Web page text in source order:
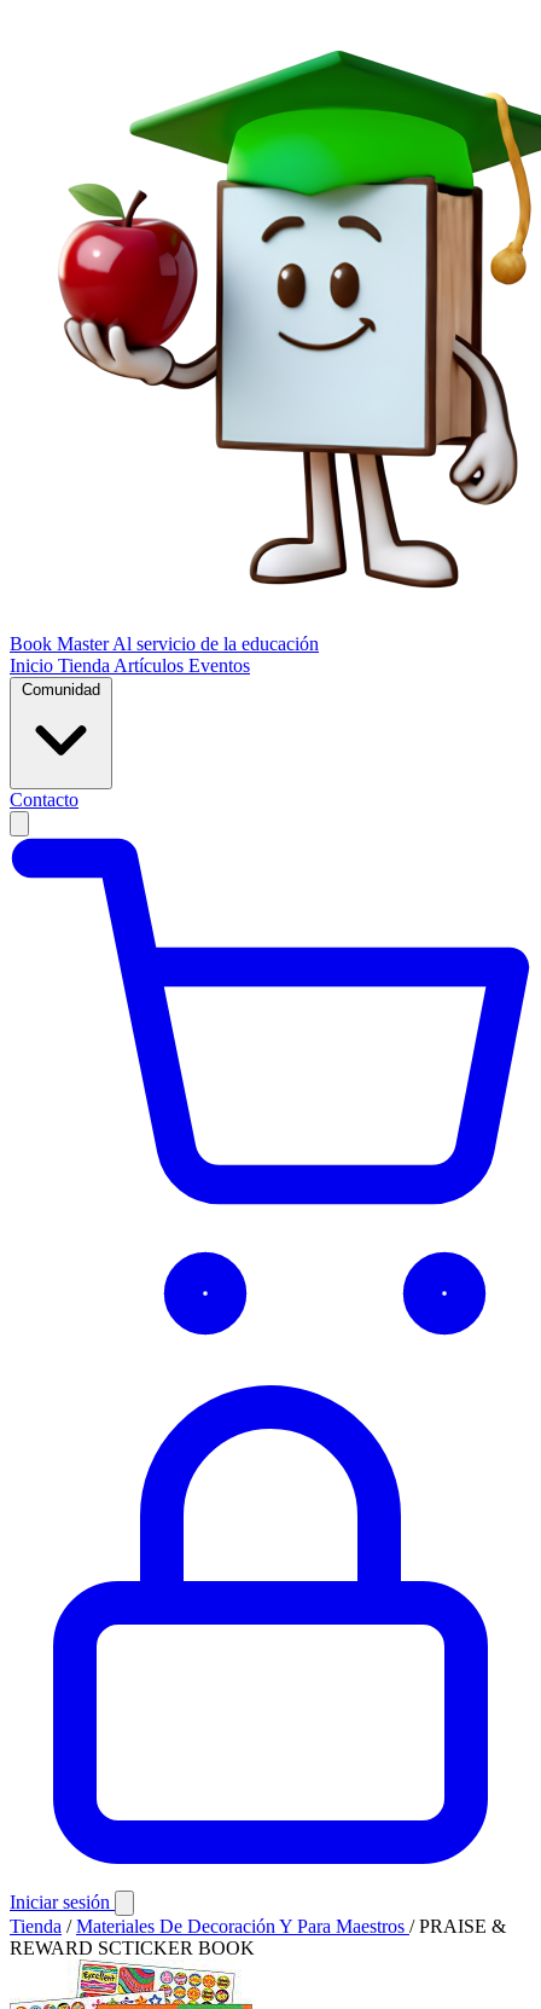
Book Master Al servicio de la educación
Inicio Tienda Artículos Eventos
Comunidad
Contacto
Iniciar sesión
Tienda / Materiales De Decoración Y Para Maestros / PRAISE &
REWARD SCTICKER BOOK